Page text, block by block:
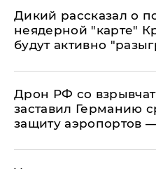
Дикий рассказал о
неядерной "карте"
будут активно
​Дрон РФ со
заставил Германию
защиту аэропортов